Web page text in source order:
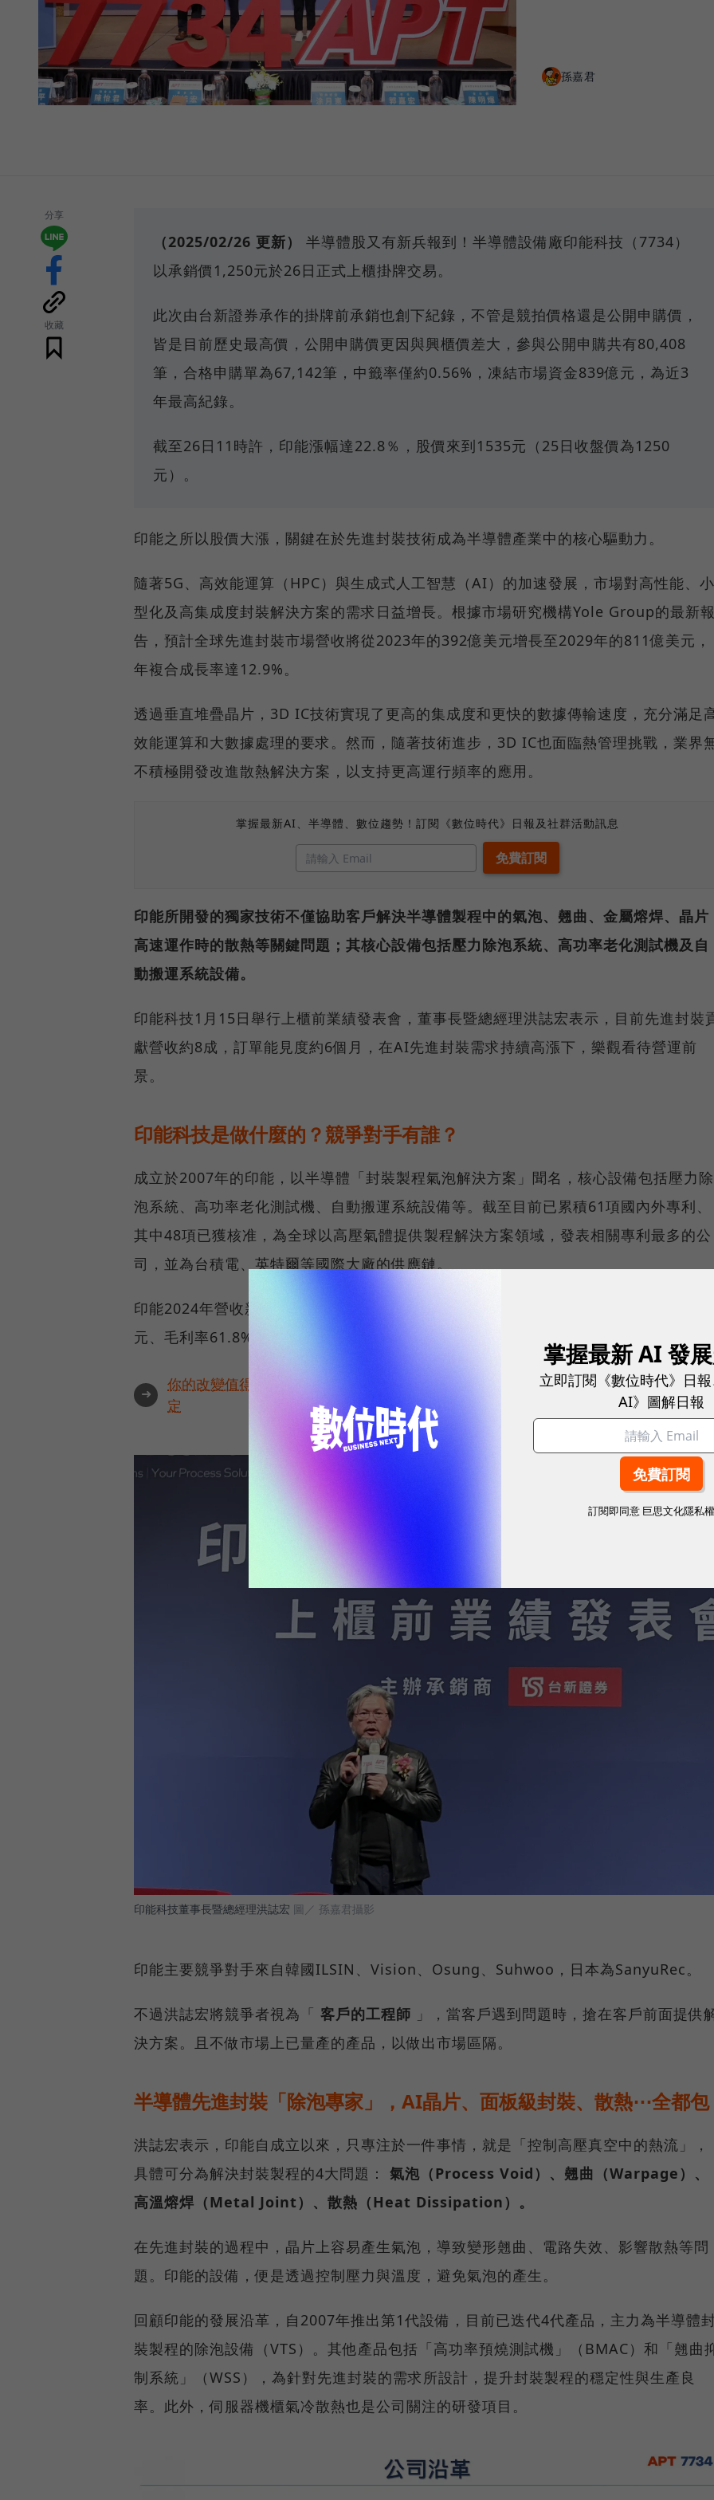
孫嘉君
分享
收藏
（2025/02/26 更新）
半導體股又有新兵報到！半導體設備廠印能科技（7734）
以承銷價1,250元於26日正式上櫃掛牌交易。
此次由台新證券承作的掛牌前承銷也創下紀錄，不管是競拍價格還是公開申購價，
皆是目前歷史最高價，公開申購價更因與興櫃價差大，參與公開申購共有80,408
筆，合格申購單為67,142筆，中籤率僅約0.56%，凍結市場資金839億元，為近3
年最高紀錄。
截至26日11時許，印能漲幅達22.8％，股價來到1535元（25日收盤價為1250
元）。
印能之所以股價大漲，關鍵在於先進封裝技術成為半導體產業中的核心驅動力。
隨著5G、高效能運算（HPC）與生成式人工智慧（AI）的加速發展，市場對高性能、小
型化及高集成度封裝解決方案的需求日益增長。根據市場研究機構Yole Group的最新
告，預計全球先進封裝市場營收將從2023年的392億美元增長至2029年的811億美元，
年複合成長率達12.9%。
透過垂直堆疊晶片，3D IC技術實現了更高的集成度和更快的數據傳輸速度，充分滿足
效能運算和大數據處理的要求。然而，隨著技術進步，3D IC也面臨熱管理挑戰，業界
不積極開發改進散熱解決方案，以支持更高運行頻率的應用。
掌握最新AI、半導體、數位趨勢！訂閱《數位時代》日報及社群活動訊息
印能所開發的獨家技術不僅協助客戶解決半導體製程中的氣泡、翹曲、金屬熔焊、晶片
高速運作時的散熱等關鍵問題；其核心設備包括壓力除泡系統、高功率老化測試機及自
動搬運系統設備。
印能科技1月15日舉行上櫃前業績發表會，董事長暨總經理洪誌宏表示，目前先進封裝
獻營收約8成，訂單能見度約6個月，在AI先進封裝需求持續高漲下，樂觀看待營運前
景。
印能科技是做什麼的？競爭對手有誰？
成立於2007年的印能，以半導體「封裝製程氣泡解決方案」聞名，核心設備包括壓力除
泡系統、高功率老化測試機、自動搬運系統設備等。截至目前已累積61項國內外專利、
其中48項已獲核准，為全球以高壓氣體提供製程解決方案領域，發表相關專利最多的公
司，並為台積電、英特爾等國際大廠的供應鏈。
印能2024年營收新台幣18億元、年增51.86%，2024年前三季每股盈餘（EPS）30.28
元、毛利率61.8%，1月15日收盤價1,620元，為興櫃股最高價。
➜
你的改變值得被看見🔥最具全球市場潛能的創新實踐！立即報名100 MVP，挑戰雙獎肯
定
印能科技董事長暨總經理洪誌宏 圖／ 孫嘉君攝影
印能主要競爭對手來自韓國ILSIN、Vision、Osung、Suhwoo，日本為SanyuRec。
不過洪誌宏將競爭者視為「 客戶的工程師 」，當客戶遇到問題時，搶在客戶前面提供
決方案。且不做市場上已量產的產品，以做出市場區隔。
半導體先進封裝「除泡專家」，AI晶片、面板級封裝、散熱⋯全都包
洪誌宏表示，印能自成立以來，只專注於一件事情，就是「控制高壓真空中的熱流」，
具體可分為解決封裝製程的4大問題： 氣泡（Process Void）、翹曲（Warpage）、
高溫熔焊（Metal Joint）、散熱（Heat Dissipation）。
在先進封裝的過程中，晶片上容易產生氣泡，導致變形翹曲、電路失效、影響散熱等問
題。印能的設備，便是透過控制壓力與溫度，避免氣泡的產生。
回顧印能的發展沿革，自2007年推出第1代設備，目前已迭代4代產品，主力為半導體
裝製程的除泡設備（VTS）。其他產品包括「高功率預燒測試機」（BMAC）和「翹曲
制系統」（WSS），為針對先進封裝的需求所設計，提升封裝製程的穩定性與生產良
率。此外，伺服器機櫃氣冷散熱也是公司關注的研發項目。
掌握最新 AI 發
立即訂閱《數位時代》日
AI》圖解日報
訂閱即同意 巨思文化隱私